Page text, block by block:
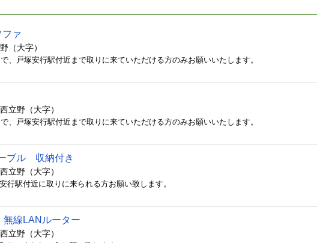
ファ
（大字）
、戸塚安行駅付近まで取りに来ていただける方のみお願いいたします。
立野（大字）
、戸塚安行駅付近まで取りに来ていただける方のみお願いいたします。
ブル 収納付き
立野（大字）
行駅付近に取りに来られる方お願い致します。
線LANルーター
立野（大字）